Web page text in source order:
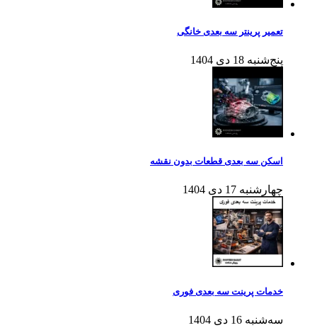
تعمیر پرینتر سه بعدی خانگی
پنج‌شنبه 18 دی 1404
اسکن سه بعدی قطعات بدون نقشه
چهارشنبه 17 دی 1404
خدمات پرینت سه بعدی فوری
سه‌شنبه 16 دی 1404